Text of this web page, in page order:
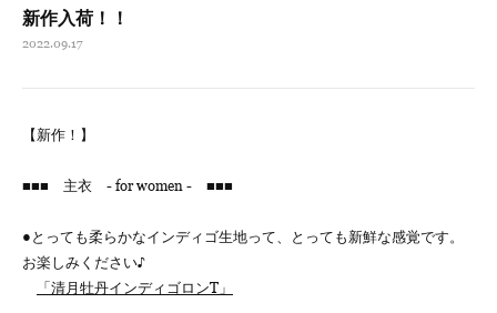
新作入荷！！
2022.09.17
【新作！】
■■■ 主衣 - for women - ■■■
●とっても柔らかなインディゴ生地って、とっても新鮮な感覚です。
お楽しみください♪
「清月牡丹インディゴロンT」